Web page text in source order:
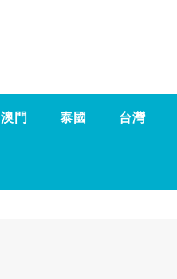
澳門 泰國 台灣